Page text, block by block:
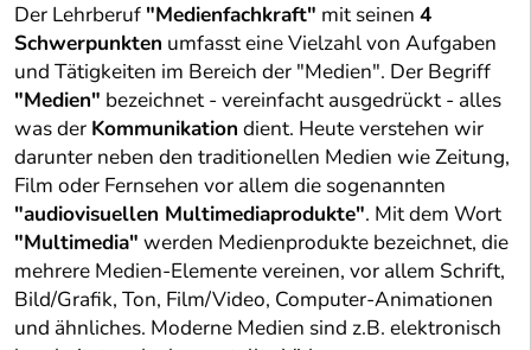
Der Lehrberuf "Medienfachkraft" mit seinen 4
Schwerpunkten umfasst eine Vielzahl von Aufgaben
und Tätigkeiten im Bereich der "Medien". Der Begriff
"Medien" bezeichnet - vereinfacht ausgedrückt - alles
was der Kommunikation dient. Heute verstehen wir
darunter neben den traditionellen Medien wie Zeitung,
Film oder Fernsehen vor allem die sogenannten
"audiovisuellen Multimediaprodukte". Mit dem Wort
"Multimedia" werden Medienprodukte bezeichnet, die
mehrere Medien-Elemente vereinen, vor allem Schrift,
Bild/Grafik, Ton, Film/Video, Computer-Animationen
und ähnliches. Moderne Medien sind z.B. elektronisch